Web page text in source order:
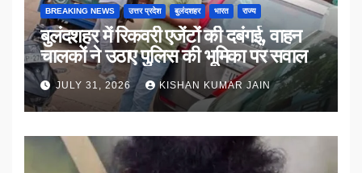
BREAKING NEWS उत्तर प्रदेश बुलंदशहर भारत राज्य
बुलंदशहर में रिकवरी एजेंटों की दबंगई, वाहन
चालकों ने उठाए पुलिस की भूमिका पर सवाल
JULY 31, 2026 KISHAN KUMAR JAIN